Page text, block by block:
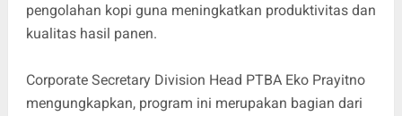
pengolahan kopi guna meningkatkan produktivitas dan
kualitas hasil panen.
Corporate Secretary Division Head PTBA Eko Prayitno
mengungkapkan, program ini merupakan bagian dari